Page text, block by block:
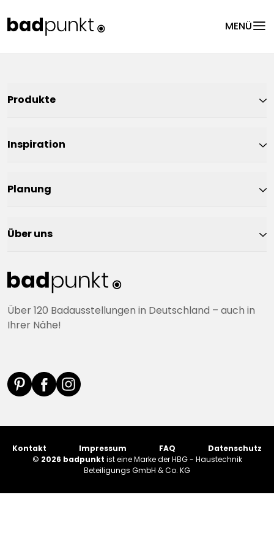
MENÜmenu
Über 120 Badausstellungen in Deutschland – auch in
Ihrer Nähe!
Produkte
Inspiration
Planung
Über uns
© 2026 badpunkt ist eine Marke der HBG - Haustechnik
Beteiligungs GmbH & Co. KG
Kontakt Impressum FAQ Datenschutz